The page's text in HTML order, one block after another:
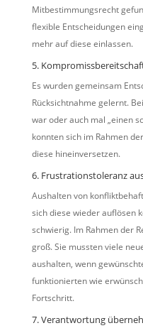
Mitbestimmungsrecht
flexible Entscheidungen
mehr auf diese einlassen.
5.
Es wurden gemeinsam
Rücksichtnahme gelernt.
war oder auch mal „einen
konnten sich im Rahmen
diese hineinversetzen.
6. Frustrationstoleranz
Aushalten von
sich diese wieder auflösen
schwierig. Im Rahmen der
groß. Sie mussten viele
aushalten, wenn
funktionierten wie
Fortschritt.
7. Verantwortung